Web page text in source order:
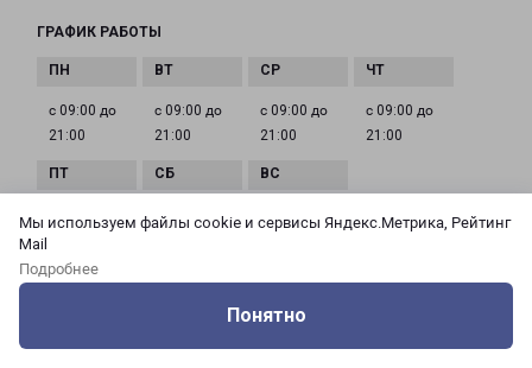
Мы используем файлы cookie и сервисы Яндекс.Метрика, Рейтинг
Mail
Подробнее
Понятно
ГРАФИК РАБОТЫ
с 09:00 до
21:00
с 09:00 до
21:00
с 09:00 до
21:00
с 09:00 до
21:00
с 09:00 до
с 09:00 до